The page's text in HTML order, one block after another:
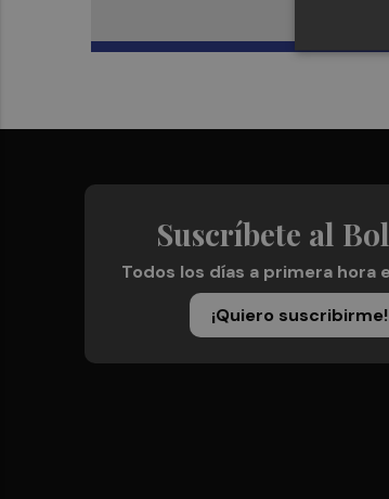
Suscríbete al
Todos los días a primera hora
¡Quiero suscribirme!